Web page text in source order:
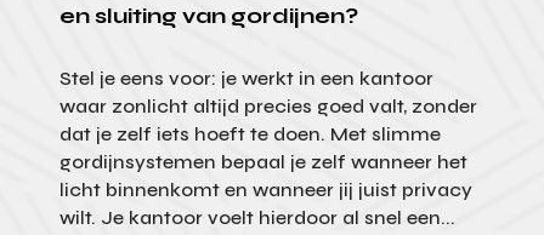
en sluiting van gordijnen?
Stel je eens voor: je werkt in een kantoor
waar zonlicht altijd precies goed valt, zonder
dat je zelf iets hoeft te doen. Met slimme
gordijnsystemen bepaal je zelf wanneer het
licht binnenkomt en wanneer jij juist privacy
wilt. Je kantoor voelt hierdoor al snel een...